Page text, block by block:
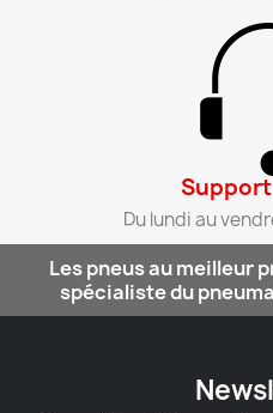
Du lundi au
Les pneus au meilleur
spécialiste du